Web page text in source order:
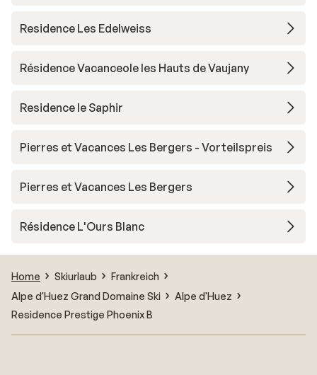
Residence Les Edelweiss
Résidence Vacanceole les Hauts de Vaujany
Residence le Saphir
Pierres et Vacances Les Bergers - Vorteilspreis
Pierres et Vacances Les Bergers
Résidence L'Ours Blanc
Home Skiurlaub
Frankreich
Alpe d'Huez Grand Domaine Ski
Alpe d'Huez
Residence Prestige Phoenix B